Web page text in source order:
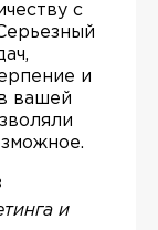
с
и
вашей
и